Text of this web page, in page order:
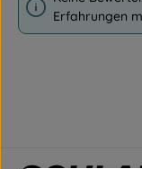
Erfahrungen